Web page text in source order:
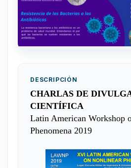
DESCRIPCIÓN
CHARLAS DE
CIENTÍFICA
Latin American Workshop
Phenomena 2019